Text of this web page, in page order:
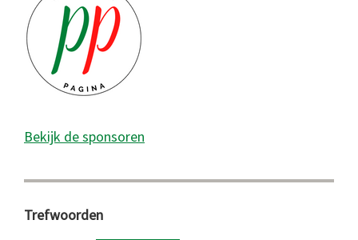
Bekijk de sponsoren
Trefwoorden